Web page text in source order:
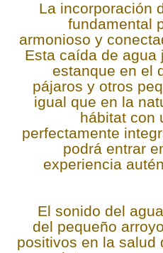
La incorporación
fundamental
armonioso y
Esta caída de agua
estanque en el
pájaros y otros
igual que en la
hábitat con
perfectamente
podrá entrar
experiencia
El sonido del
del pequeño
positivos en la salud